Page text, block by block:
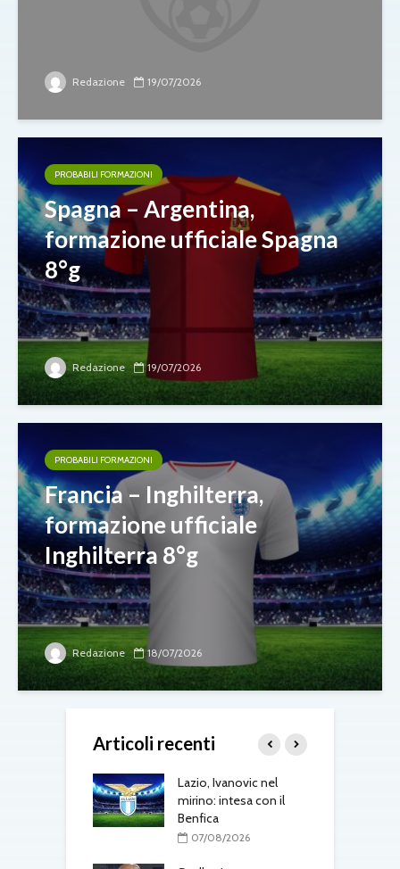
Redazione 19/07/2026
PROBABILI FORMAZIONI
Spagna – Argentina,
formazione ufficiale Spagna
8°g
Redazione 19/07/2026
PROBABILI FORMAZIONI
Francia – Inghilterra,
formazione ufficiale
Inghilterra 8°g
Redazione 18/07/2026
Articoli recenti
Lazio, Ivanovic nel
mirino: intesa con il
Benfica
07/08/2026